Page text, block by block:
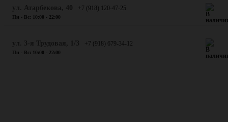
+7 (918) 120-47-25
Пн - Вс: 10:00 - 22:00
+7 (918) 679-34-12
Пн - Вс: 10:00 - 22:00